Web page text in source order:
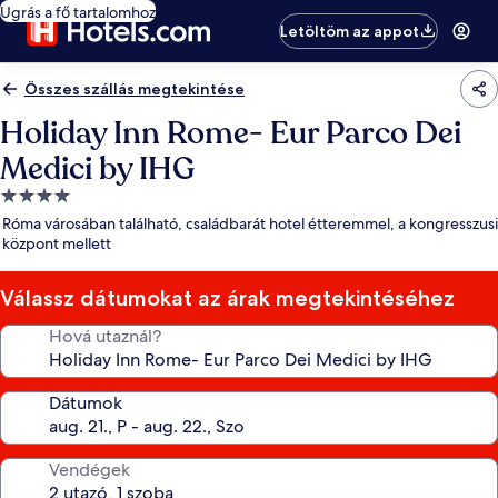
Ugrás a fő tartalomhoz
Letöltöm az appot
Összes szállás megtekintése
Holiday Inn Rome- Eur Parco Dei
Medici by IHG
4.0
csillagos
szálláshely
Róma városában található, családbarát hotel étteremmel, a kongresszusi
központ mellett
Válassz dátumokat az árak megtekintéséhez
Hová utaznál?
Dátumok
Vendégek